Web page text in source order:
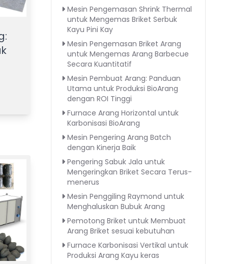
Mesin Pengemasan Shrink Thermal
untuk Mengemas Briket Serbuk
Kayu Pini Kay
Mesin Pengemasan Briket Arang
untuk Mengemas Arang Barbecue
Secara Kuantitatif
Mesin Pembuat Arang: Panduan
Utama untuk Produksi BioArang
dengan ROI Tinggi
Furnace Arang Horizontal untuk
Karbonisasi BioArang
Mesin Pengering Arang Batch
dengan Kinerja Baik
Pengering Sabuk Jala untuk
Mengeringkan Briket Secara Terus-
menerus
Mesin Penggiling Raymond untuk
Menghaluskan Bubuk Arang
Pemotong Briket untuk Membuat
Arang Briket sesuai kebutuhan
Furnace Karbonisasi Vertikal untuk
Produksi Arang Kayu keras